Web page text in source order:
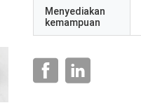
Menyediakan
kemampuan